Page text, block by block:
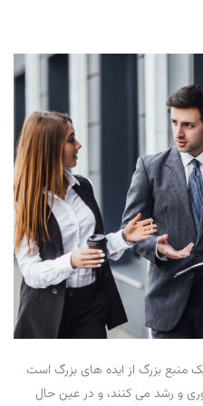
منبع بزرگ از ایده های بزرگ است
و رشد می کنند، و در عین حال